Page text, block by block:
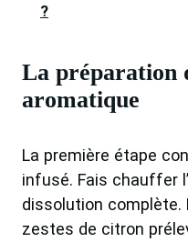
?
La préparation
aromatique
La première étape
infusé. Fais chauffer
dissolution
zestes de citron